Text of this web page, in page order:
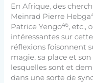
En Afrique, des
Meinrad Pierre Hebga
Patrice Yengo46, etc.,
intéressantes sur
réflexions foisonnent
magie, sa place et
lesquelles sont et
dans une sorte de